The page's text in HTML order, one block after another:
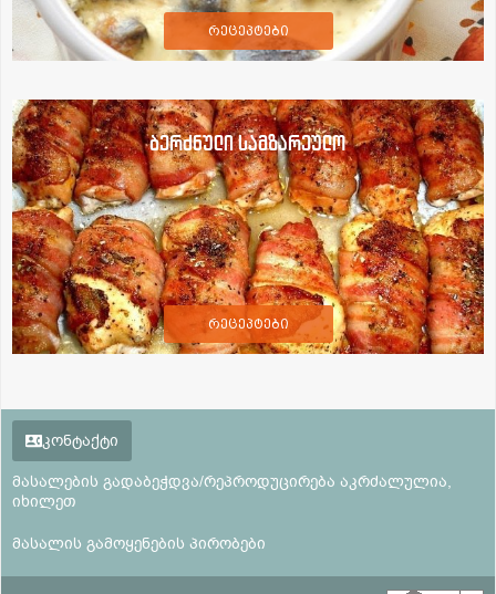
რეცეპტები
ბერძნული სამზარეულო
რეცეპტები
კონტაქტი
მასალების გადაბეჭდვა/რეპროდუცირება აკრძალულია,
იხილეთ
მასალის გამოყენების პირობები